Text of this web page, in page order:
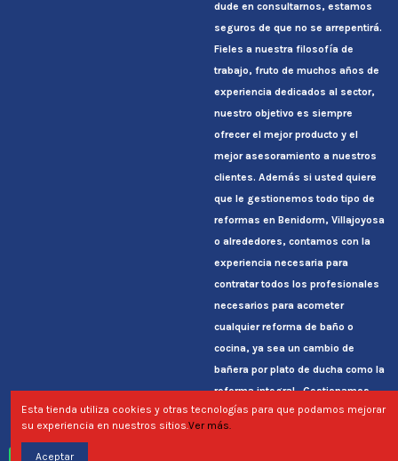
dude en consultarnos, estamos
seguros de que no se arrepentirá.
Fieles a nuestra filosofía de
trabajo, fruto de muchos años de
experiencia dedicados al sector,
nuestro objetivo es siempre
ofrecer el mejor producto y el
mejor asesoramiento a nuestros
clientes. Además si usted quiere
que le gestionemos todo tipo de
reformas en Benidorm, Villajoyosa
o alrededores, contamos con la
experiencia necesaria para
contratar todos los profesionales
necesarios para acometer
cualquier reforma de baño o
cocina, ya sea un cambio de
bañera por plato de ducha como la
reforma integral. Gestionamos
todo hasta entregarle la casa
Esta tienda utiliza cookies y otras tecnologías para que podamos mejorar
su experiencia en nuestros sitios.Ver más.
Aceptar